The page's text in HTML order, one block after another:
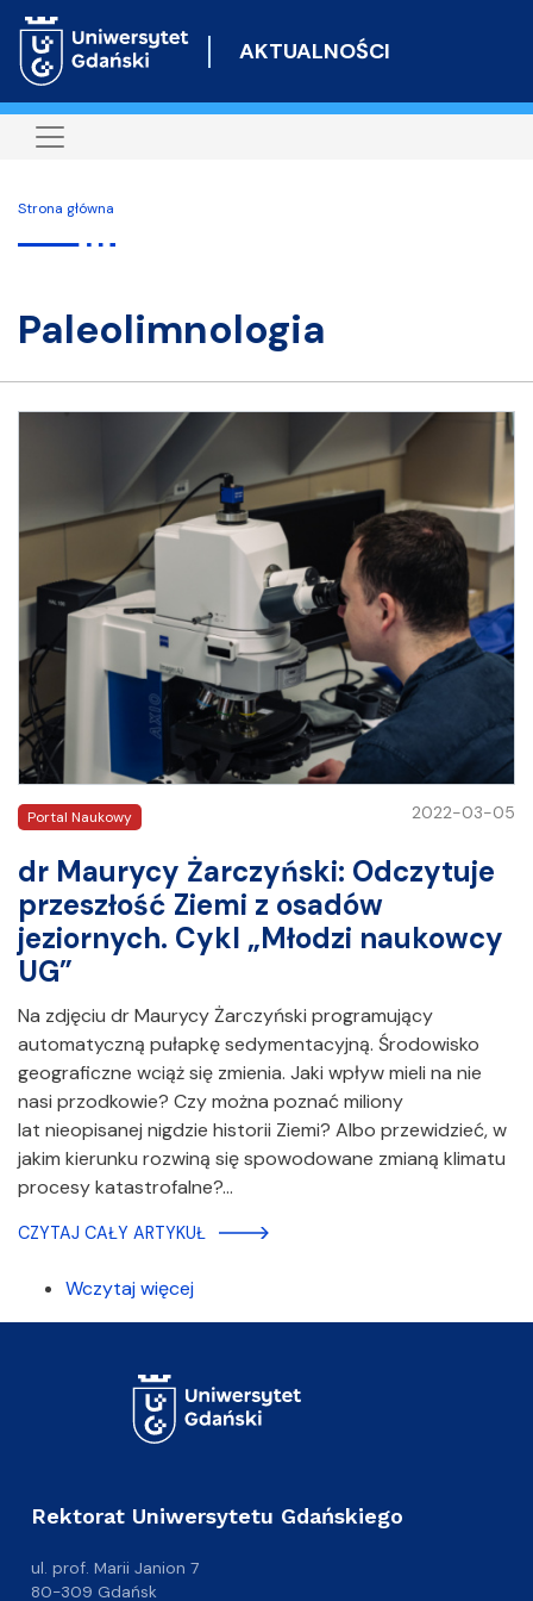
do
AKTUALNOŚCI
Strona główna
paleolimnologia
Portal Naukowy 2022-03-05
dr Maurycy Żarczyński: Odczytuje
przeszłość Ziemi z osadów
jeziornych. Cykl „Młodzi naukowcy
UG”
Na zdjęciu dr Maurycy Żarczyński programujący
automatyczną pułapkę sedymentacyjną. Środowisko
geograficzne wciąż się zmienia. Jaki wpływ mieli na nie
nasi przodkowie? Czy można poznać miliony
lat nieopisanej nigdzie historii Ziemi? Albo przewidzieć, w
jakim kierunku rozwiną się spowodowane zmianą klimatu
procesy katastrofalne?…
CZYTAJ CAŁY ARTYKUŁ
Wczytaj więcej
Rektorat Uniwersytetu Gdańskiego
ul. prof. Marii Janion 7
80-309 Gdańsk